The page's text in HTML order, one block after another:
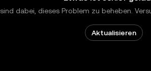
dabei, dieses Problem zu beheben.
Aktualisieren